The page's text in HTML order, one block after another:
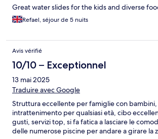
Great water slides for the kids and diverse
Refael, séjour de 5 nuits
Avis vérifié
10/10 – Exceptionnel
13 mai 2025
Traduire avec Google
Struttura eccellente per famiglie con bambini,
intrattenimento per qualsiasi età, cibo
gusti, servizi top, si fa fatica a lasciare le
delle numerose piscine per andare a girare la